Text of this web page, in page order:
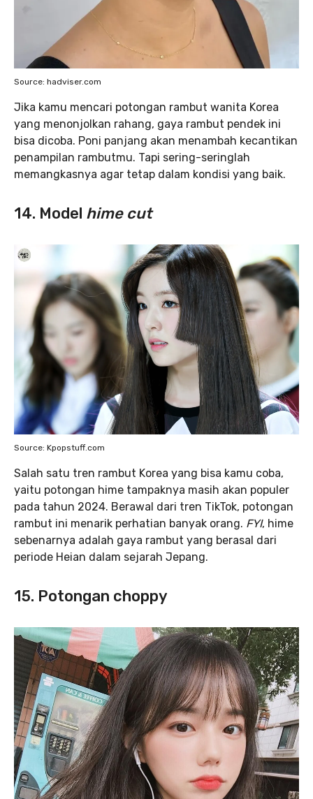
Source: hadviser.com
Jika kamu mencari potongan rambut wanita Korea
yang menonjolkan rahang, gaya rambut pendek ini
bisa dicoba. Poni panjang akan menambah kecantikan
penampilan rambutmu. Tapi sering-seringlah
memangkasnya agar tetap dalam kondisi yang baik.
14. Model hime cut
Source: Kpopstuff.com
Salah satu tren rambut Korea yang bisa kamu coba,
yaitu potongan hime tampaknya masih akan populer
pada tahun 2024. Berawal dari tren TikTok, potongan
rambut ini menarik perhatian banyak orang. FYI, hime
sebenarnya adalah gaya rambut yang berasal dari
periode Heian dalam sejarah Jepang.
15. Potongan choppy